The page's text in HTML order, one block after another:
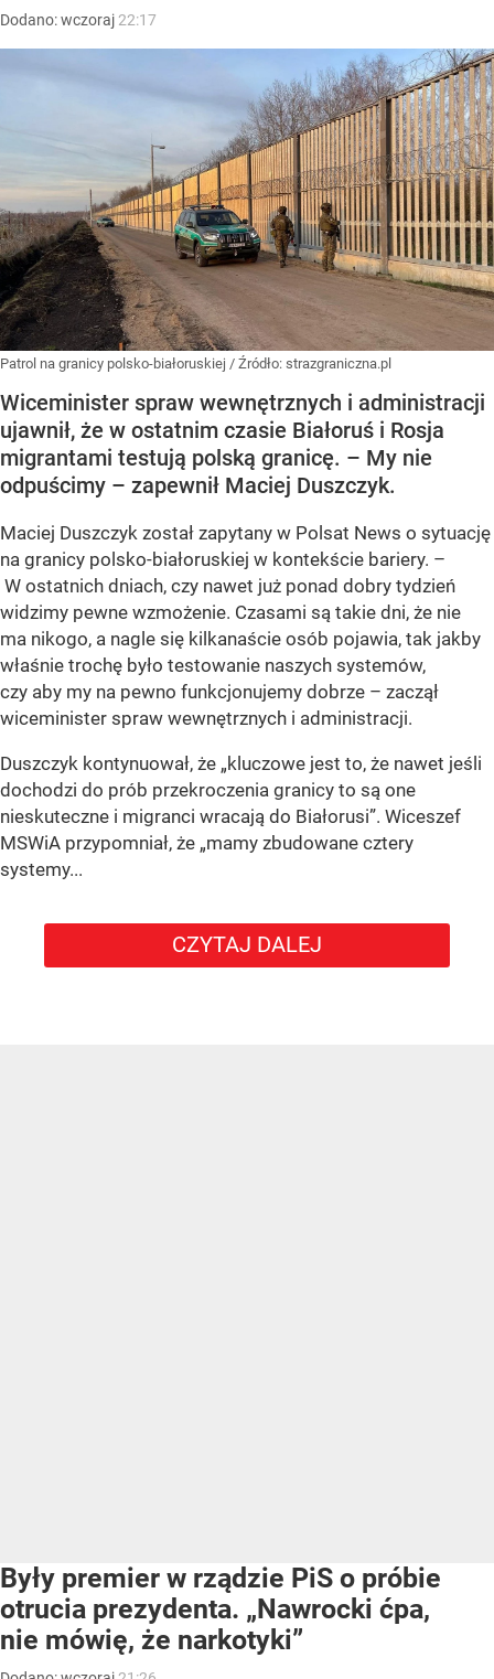
Dodano:wczoraj 22:17
Patrol na granicy polsko-białoruskiej / Źródło: strazgraniczna.pl
Wiceminister spraw wewnętrznych i administracji
ujawnił, że w ostatnim czasie Białoruś i Rosja
migrantami testują polską granicę. – My nie
odpuścimy – zapewnił Maciej Duszczyk.
Maciej Duszczyk został zapytany w Polsat News o sytuację
na granicy polsko-białoruskiej w kontekście bariery. –
W ostatnich dniach, czy nawet już ponad dobry tydzień
widzimy pewne wzmożenie. Czasami są takie dni, że nie
ma nikogo, a nagle się kilkanaście osób pojawia, tak jakby
właśnie trochę było testowanie naszych systemów,
czy aby my na pewno funkcjonujemy dobrze – zaczął
wiceminister spraw wewnętrznych i administracji.
Duszczyk kontynuował, że „kluczowe jest to, że nawet jeśli
dochodzi do prób przekroczenia granicy to są one
nieskuteczne i migranci wracają do Białorusi”. Wiceszef
MSWiA przypomniał, że „mamy zbudowane cztery
systemy...
CZYTAJ DALEJ
Były premier w rządzie PiS o próbie
otrucia prezydenta. „Nawrocki ćpa,
nie mówię, że narkotyki”